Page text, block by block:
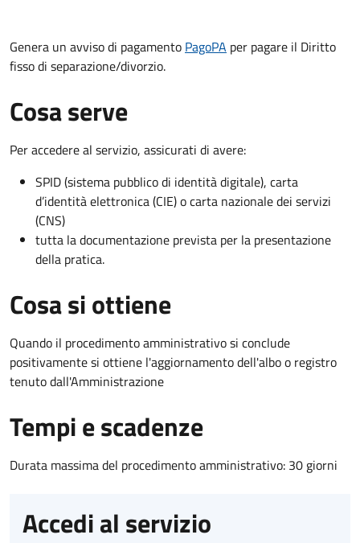
Genera un avviso di pagamento PagoPA per pagare il Diritto
fisso di separazione/divorzio.
Cosa serve
Per accedere al servizio, assicurati di avere:
SPID (sistema pubblico di identità digitale), carta
d’identità elettronica (CIE) o carta nazionale dei servizi
(CNS)
tutta la documentazione prevista per la presentazione
della pratica.
Cosa si ottiene
Quando il procedimento amministrativo si conclude
positivamente si ottiene l'aggiornamento dell'albo o registro
tenuto dall'Amministrazione
Tempi e scadenze
Durata massima del procedimento amministrativo: 30 giorni
Accedi al servizio